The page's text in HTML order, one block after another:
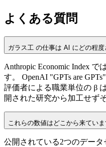
よくある質問
ガラス工 の仕事は AI にどの程
Anthropic Economic Index
す。 OpenAI "GPTs are
評価者による職業単位の β
開された研究から加工せず
これらの数値はどこから来ていま
公開されている2つのデー